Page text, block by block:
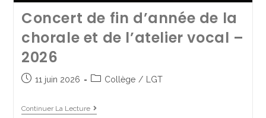
Concert de fin d’année de la
chorale et de l’atelier vocal –
2026
11 juin 2026 Collège / LGT
Continuer La Lecture
4èmes D en Allemagne
27 juin 2025 Collège / Mobilité internationale
Continuer La Lecture